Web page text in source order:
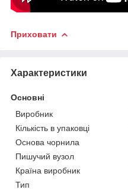
Приховати
Характеристики
Основні
Виробник
Кількість в упаковці
Основа чорнила
Пишучий вузол
Країна виробник
Тип